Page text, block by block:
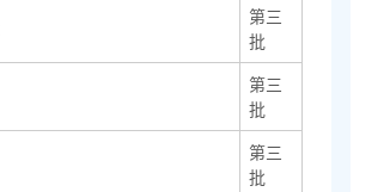
第三
批
第三
批
第三
批